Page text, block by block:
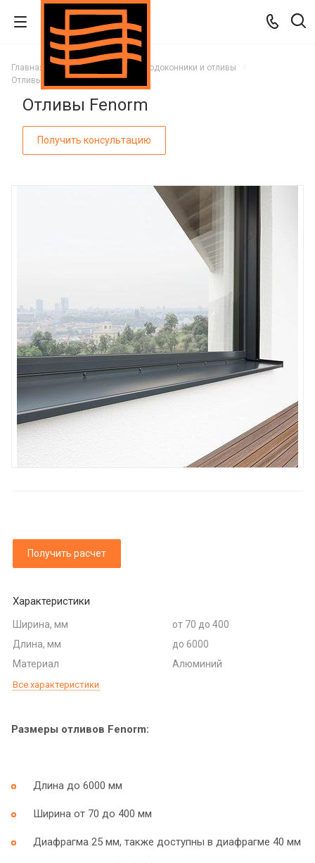
Главная Каталог
Подоконники и отливы
Отливы Fenorm
Отливы Fenorm
Получить консультацию
Получить расчет
Характеристики
Ширина, мм
от 70 до 400
Длина, мм
до 6000
Материал
Алюминий
Все характеристики
Размеры отливов Fenorm:
Длина до 6000 мм
Ширина от 70 до 400 мм
Диафрагма 25 мм, также доступны в диафрагме 40 мм